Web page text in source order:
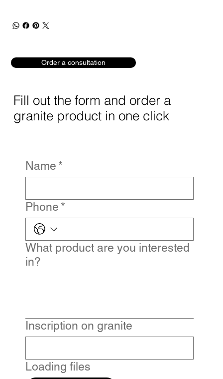
Order a consultation
Fill out the form and order a
granite product in one click
Name *
Phone *
What product are you interested
in?
Inscription on granite
Loading files